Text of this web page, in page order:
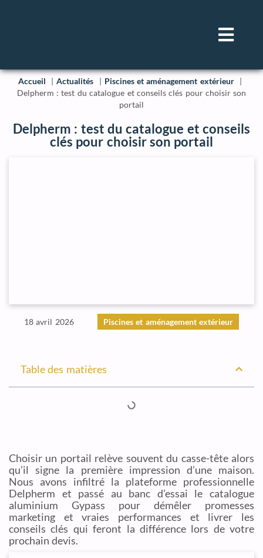
Accueil Actualités
Piscines et aménagement extérieur
Delpherm : test du catalogue et conseils clés pour choisir son
portail
Delpherm : test du catalogue et conseils
clés pour choisir son portail
18 avril 2026 Piscines et aménagement extérieur
Table des matières
Choisir un portail relève souvent du casse-tête alors
qu’il signe la première impression d’une maison.
Nous avons infiltré la plateforme professionnelle
Delpherm et passé au banc d’essai le catalogue
aluminium Gypass pour démêler promesses
marketing et vraies performances et livrer les
conseils clés qui feront la différence lors de votre
prochain devis.